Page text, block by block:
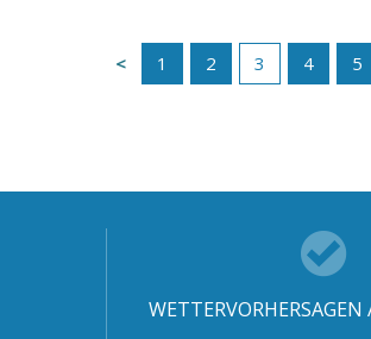
1 2 3 4 5